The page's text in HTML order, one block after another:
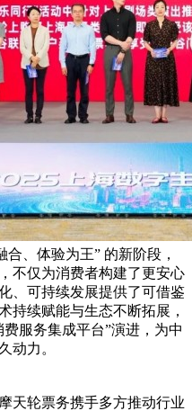
、体验为王” 的新阶段，
不仅为消费者构建了更安心
、可持续发展提供了可借鉴
持续赋能与生态不断拓展，
服务集成平台”演进，为中
动力。
天轮票务携手多方推动行业